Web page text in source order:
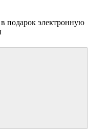
подарок электронную